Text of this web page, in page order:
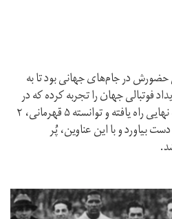
که نخستین حضورش در جام‌های جهانی بود تا به
رویداد فوتبالی جهان را تجربه کرده که در
این مدت ۱۱ مرتبه به مرحله نیمه نهایی راه یافته و توانسته ۵ قهرمانی، ۲
سومی به دست بیاورد و با این عناوین، پُر